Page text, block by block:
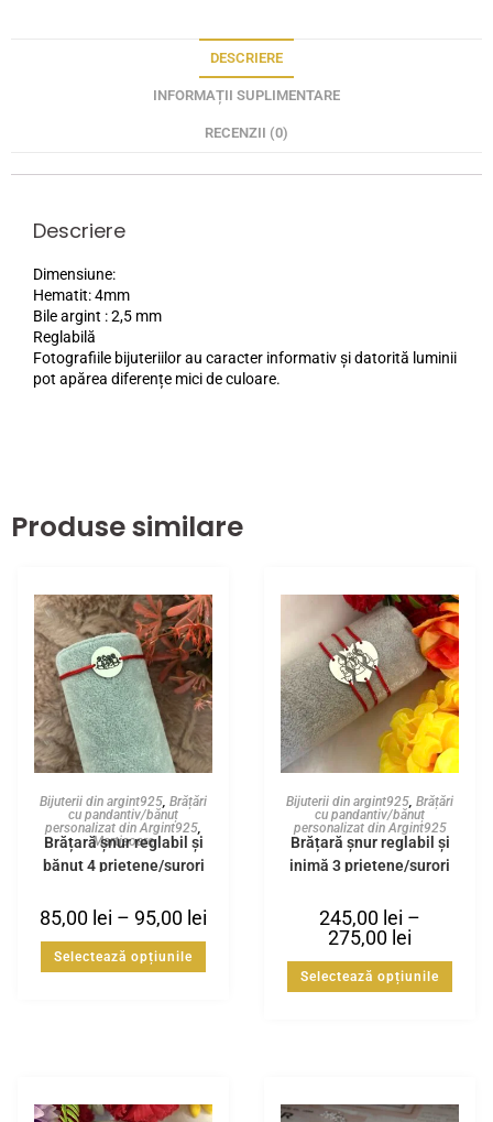
DESCRIERE
INFORMAȚII SUPLIMENTARE
RECENZII (0)
Descriere
Dimensiune:
Hematit: 4mm
Bile argint : 2,5 mm
Reglabilă
Fotografiile bijuteriilor au caracter informativ și datorită luminii
pot apărea diferențe mici de culoare.
Produse similare
Bijuterii din argint925, Brățări
cu pandantiv/bănuț
personalizat din Argint925,
Martisoare
Brățară șnur reglabil și
bănuț 4 prietene/surori
85,00 lei – 95,00 lei
Selectează opțiunile
Bijuterii din argint925, Brățări
cu pandantiv/bănuț
personalizat din Argint925
Brățară șnur reglabil și
inimă 3 prietene/surori
245,00 lei –
275,00 lei
Selectează opțiunile